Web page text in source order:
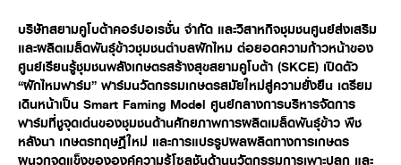
การพัฒนาชุมชน และสังคม
การศึกษา และเยาวชน
สิ่งแวดล้อมความปลอดภัยและอาชีวอนามัย
คูโบต้าร่วมมือเกษตรร่วมใจ
โครงการเกษตรแปลงใหญ่
เอกสารดาวน์โหลด
KAS เกษตรครบวงจร
คูโบต้าฟาร์ม
คูโบต้าแฟมิลี่
ภาษา
ไทย English
บริษัทสยามคูโบต้าคอร์ปอเรชั่น จำกัด และวิสาหกิจชุมชนศูนย์ส่งเสริม
และผลิตเมล็ดพันธุ์ข้าวชุมชนตำบลผักไหม ต่อยอดความก้าวหน้าของ
ศูนย์เรียนรู้ชุมชนพลังเกษตรสร้างสุขสยามคูโบต้า (SKCE) เปิดตัว
“ผักไหมฟาร์ม” ฟาร์มนวัตกรรมเกษตรสมัยใหม่สู่ความยั่งยืน เตรียม
เดินหน้าเป็น Smart Faming Model ศูนย์กลางการบริหารจัดการ
ฟาร์มที่ชูจุดเด่นของชุมชนด้านศักยภาพการผลิตเมล็ดพันธุ์ข้าว พืช
หลังนา เกษตรทฤษฎีใหม่ และการแปรรูปผลผลิตทางการเกษตร